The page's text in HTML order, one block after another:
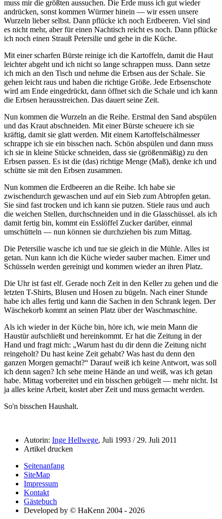
muss mir die größten aussuchen. Die Erde muss ich gut wieder
andrücken, sonst kommen Würmer hinein — wir essen unsere
Wurzeln lieber selbst. Dann pflücke ich noch Erdbeeren. Viel sind
es nicht mehr, aber für einen Nachtisch reicht es noch. Dann pflücke
ich noch einen Strauß Petersilie und gehe in die Küche.
Mit einer scharfen Bürste reinige ich die Kartoffeln, damit die Haut
leichter abgeht und ich nicht so lange schrappen muss. Dann setze
ich mich an den Tisch und nehme die Erbsen aus der Schale. Sie
gehen leicht raus und haben die richtige Größe. Jede Erbsenschote
wird am Ende eingedrückt, dann öffnet sich die Schale und ich kann
die Erbsen herausstreichen. Das dauert seine Zeit.
Nun kommen die Wurzeln an die Reihe. Erstmal den Sand abspülen
und das Kraut abschneiden. Mit einer Bürste scheuere ich sie
kräftig, damit sie glatt werden. Mit einem Kartoffelschälmesser
schrappe ich sie ein bisschen nach. Schön abspülen und dann muss
ich sie in kleine Stücke schneiden, dass sie (größenmäßig) zu den
Erbsen passen. Es ist die (das) richtige Menge (Maß), denke ich und
schütte sie mit den Erbsen zusammen.
Nun kommen die Erdbeeren an die Reihe. Ich habe sie
zwischendurch gewaschen und auf ein Sieb zum Abtropfen getan.
Sie sind fast trocken und ich kann sie putzen. Stiele raus und auch
die weichen Stellen, durchschneiden und in die Glasschüssel. als ich
damit fertig bin, kommt ein Esslöffel Zucker darüber, einmal
umschütteln — nun können sie durchziehen bis zum Mittag.
Die Petersilie wasche ich und tue sie gleich in die Mühle. Alles ist
getan. Nun kann ich die Küche wieder sauber machen. Eimer und
Schüsseln werden gereinigt und kommen wieder an ihren Platz.
Die Uhr ist fast elf. Gerade noch Zeit in den Keller zu gehen und die
letzten T-Shirts, Blusen und Hosen zu bügeln. Nach einer Stunde
habe ich alles fertig und kann die Sachen in den Schrank legen. Der
Wäschekorb kommt an seinen Platz über der Waschmaschine.
Als ich wieder in der Küche bin, höre ich, wie mein Mann die
Haustür aufschließt und hereinkommt. Er hat die Zeitung in der
Hand und fragt mich:
Warum hast du dir denn die Zeitung nicht
reingeholt? Du hast keine Zeit gehabt? Was hast du denn den
ganzen Morgen gemacht?
Darauf weiß ich keine Antwort, was soll
ich denn sagen? Ich sehe meine Hände an und weiß, was ich getan
habe. Mittag vorbereitet und ein bisschen gebügelt — mehr nicht. Ist
ja alles keine Arbeit, kostet aber Zeit und muss gemacht werden.
So'n bisschen Haushalt.
Autorin: Inge Hellwege, Juli 1993 / 29. Juli 2011
Artikel drucken
Seitenanfang
SiteMap
Impressum
Kontakt
Gästebuch
Developed by © HaKenn 2004 - 2026